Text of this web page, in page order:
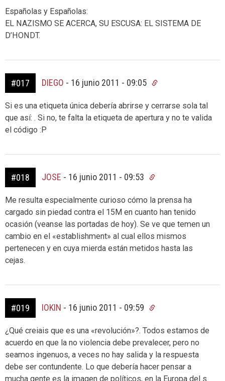
Españolas y Españolas:
EL NAZISMO SE ACERCA, SU ESCUSA: EL SISTEMA DE
D’HONDT.
#017 DIEGO - 16 junio 2011 - 09:05
Si es una etiqueta única debería abrirse y cerrarse sola tal
que así: . Si no, te falta la etiqueta de apertura y no te valida
el código :P
#018 JOSE - 16 junio 2011 - 09:53
Me resulta especialmente curioso cómo la prensa ha
cargado sin piedad contra el 15M en cuanto han tenido
ocasión (veanse las portadas de hoy). Se ve que temen un
cambio en el «establishment» al cual ellos mismos
pertenecen y en cuya mierda están metidos hasta las
cejas.
#019 IOKIN - 16 junio 2011 - 09:59
¿Qué creiais que es una «revolución»?. Todos estamos de
acuerdo en que la no violencia debe prevalecer, pero no
seamos ingenuos, a veces no hay salida y la respuesta
debe ser contundente. Lo que debería hacer pensar a
mucha gente es la imagen de políticos, en la Europa del s.